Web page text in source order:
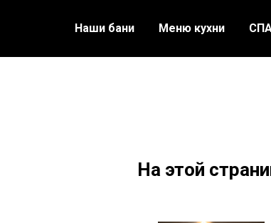
Наши бани Меню кухни
На этой